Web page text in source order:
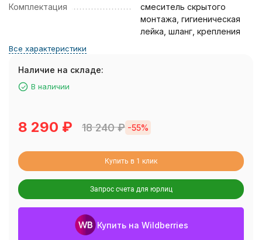
Комплектация
смеситель скрытого
монтажа, гигиеническая
лейка, шланг, крепления
Все характеристики
Наличие на складе:
В наличии
8 290 ₽ 18 240₽ -55%
Купить в 1 клик
Запрос счета для юрлиц
Купить на Wildberries